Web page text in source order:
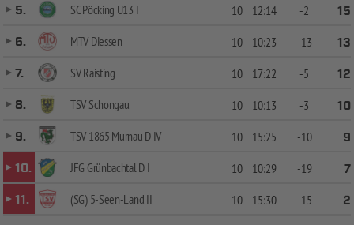
5.
SC Pöcking U13 I 10 12:14 -2
15
6.
MTV Diessen 10 10:23 -13
13
7.
SV Raisting 10 17:22 -5
12
8.
TSV Schongau 10 10:13 -3
10
9.
TSV 1865 Murnau D IV 10 15:25 -10
9
10.
JFG Grünbachtal D I 10 10:29 -19
7
11.
(SG) 5-Seen-Land II 10 15:30 -15 2